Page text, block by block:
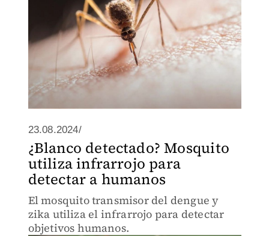
23.08.2024/
¿Blanco detectado? Mosquito
utiliza infrarrojo para
detectar a humanos
El mosquito transmisor del dengue y
zika utiliza el infrarrojo para detectar
objetivos humanos.